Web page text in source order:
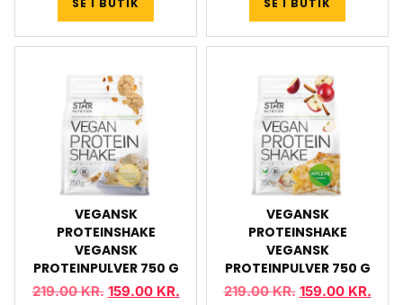
VEGANSK
PROTEINSHAKE
VEGANSK
PROTEINPULVER 750 G
219.00KR. 159.00 KR.
VEGANSK
PROTEINSHAKE
VEGANSK
PROTEINPULVER 750 G
219.00KR. 159.00 KR.